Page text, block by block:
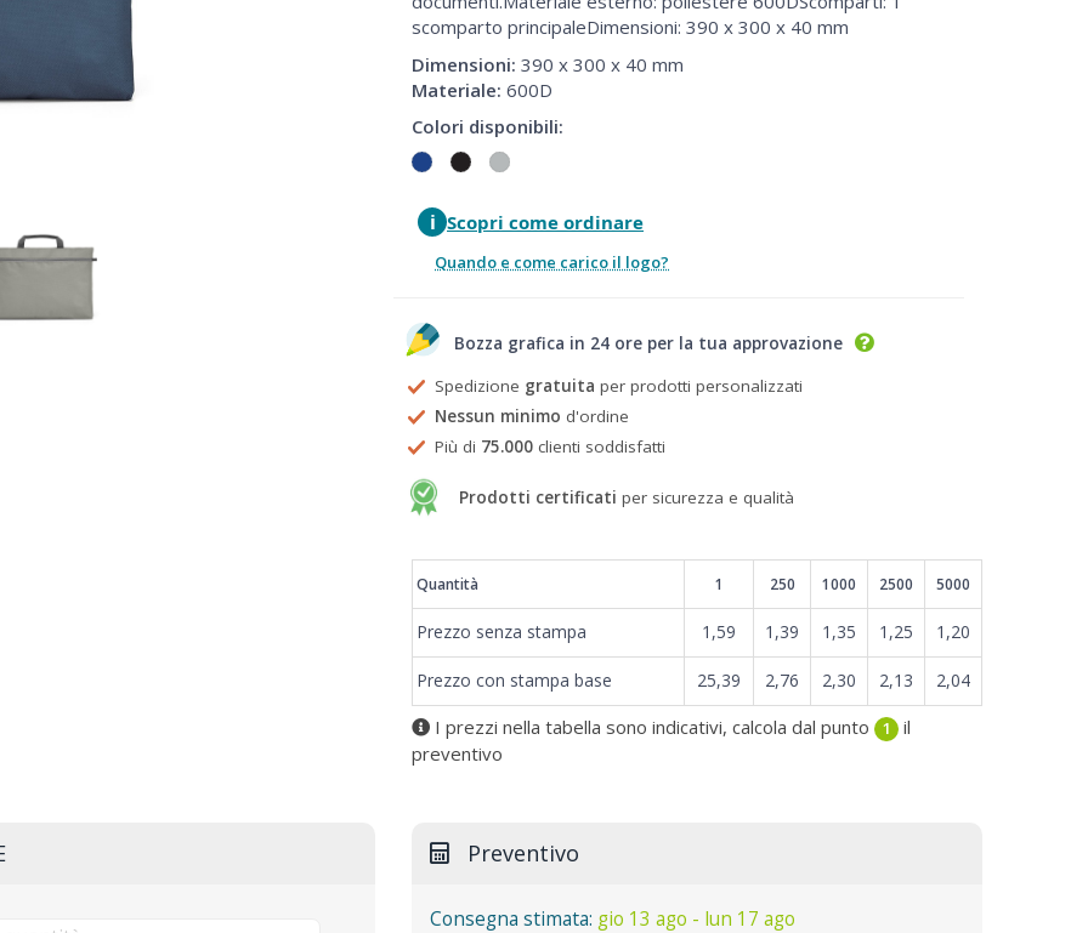
scomparto principaleDimensioni: 390 x 300 x 40 mm
Dimensioni: 390 x 300 x 40 mm
Materiale: 600D
Colori disponibili:
i Scopri come ordinare
Quando e come carico il logo?
Bozza grafica in 24 ore per la tua approvazione
Spedizione gratuita per prodotti personalizzati
Nessun minimo d'ordine
Più di 75.000 clienti soddisfatti
Prodotti certificati per sicurezza e qualità
Prezzi
Quantità 1 250 1000 2500 5000
Prezzo senza stampa 1,59 1,39 1,35 1,25 1,20
Prezzo con stampa base 25,39 2,76 2,30 2,13 2,04
I prezzi nella tabella sono indicativi, calcola dal punto 1
il
preventivo
Preventivo
Consegna stimata: gio 13 ago - lun 17 ago